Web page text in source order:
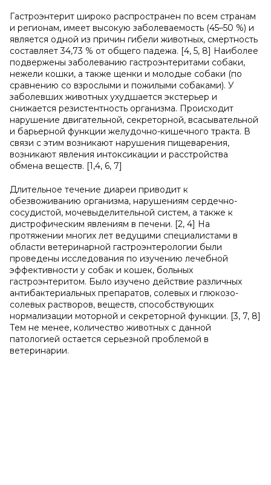
Гастроэнтерит широко распространен по всем странам
и регионам, имеет высокую заболеваемость (45–50 %) и
является одной из причин гибели животных, смертность
составляет 34,73 % от общего падежа. [4, 5, 8] Наиболее
подвержены заболеванию гастроэнтеритами собаки,
нежели кошки, а также щенки и молодые собаки (по
сравнению со взрослыми и пожилыми собаками). У
заболевших животных ухудшается экстерьер и
снижается резистентность организма. Происходит
нарушение двигательной, секреторной, всасывательной
и барьерной функции желудочно-кишечного тракта. В
связи с этим возникают нарушения пищеварения,
возникают явления интоксикации и расстройства
обмена веществ. [1,4, 6, 7]
Длительное течение диареи приводит к
обезвоживанию организма, нарушениям сердечно-
сосудистой, мочевыделительной систем, а также к
дистрофическим явлениям в печени. [2, 4] На
протяжении многих лет ведущими специалистами в
области ветеринарной гастроэнтерологии были
проведены исследования по изучению лечебной
эффективности у собак и кошек, больных
гастроэнтеритом. Было изучено действие различных
антибактериальных препаратов, солевых и глюкозо-
солевых растворов, веществ, способствующих
нормализации моторной и секреторной функции. [3, 7, 8]
Тем не менее, количество животных с данной
патологией остается серьезной проблемой в
ветеринарии.